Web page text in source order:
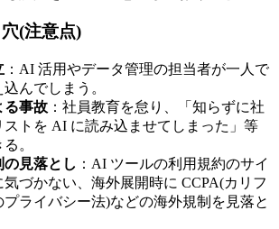
(注意点)
：AI 活用やデータ管理の担当者が一人で
んでしまう。
る事故 ：社員教育を怠り、「知らずに社
ストを AI に読み込ませてしまった」等
。
見落とし ：AI ツールの利用規約のサイ
気づかない、海外展開時に CCPA(カリフ
プライバシー法)などの海外規制を見落と